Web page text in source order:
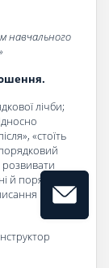
навчального
лічби;
«стоїть
розвивати
й порядкові
цифр;